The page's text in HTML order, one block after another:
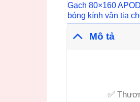
Gạch 80×160
bóng kính vân tia
Mô tả
✅